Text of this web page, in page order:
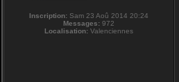
Inscription: Sam 23 Aoû 2014 20:24
Messages: 972
Localisation: Valenciennes